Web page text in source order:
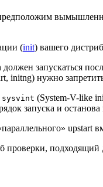
(init) вашего
запускаться
initng) нужно
sysvint (System-V-like
запуска и
upstart